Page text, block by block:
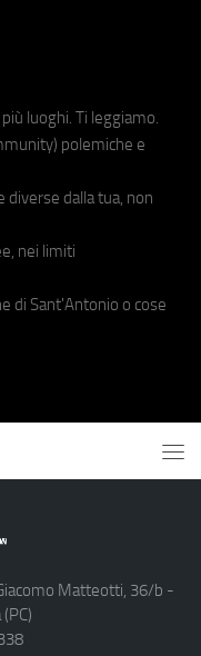
luoghi. Ti leggiamo.
polemiche e
diverse dalla tua, non
nei limiti
di Sant'Antonio o cose
Matteotti, 36/b -